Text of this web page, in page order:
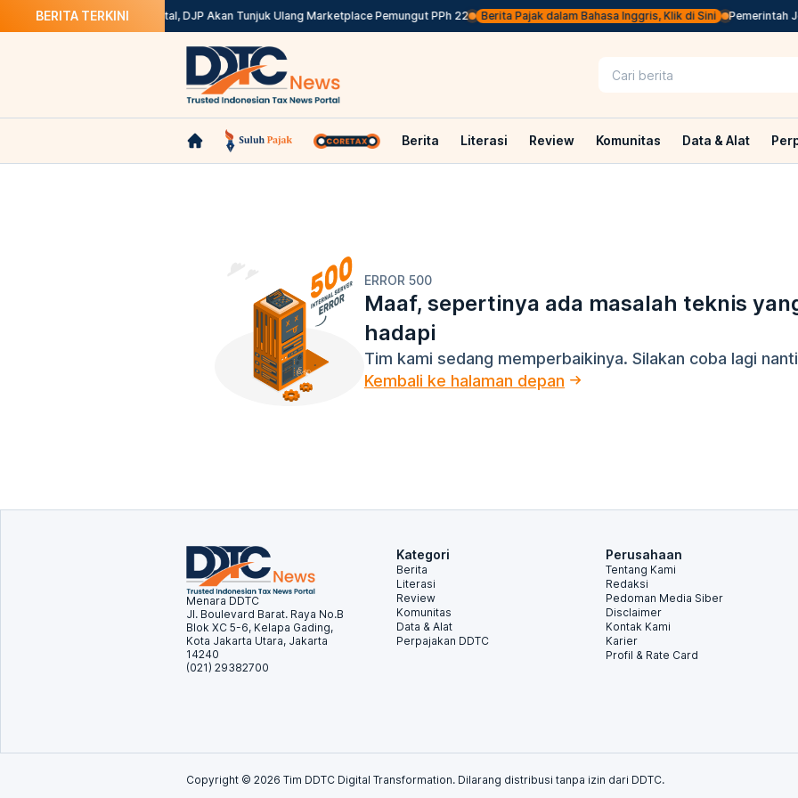
BERITA TERKINI
Ini Solusinya Kepdirjen Batal, DJP Akan Tunjuk Ulang Marketplace Pemungut PPh 22 Berita Pajak dalam Bahasa Inggris, Klik di Sini Pemerintah
Berita Literasi Review Komunitas Data & Alat
ERROR 500
Maaf, sepertinya ada masalah teknis
hadapi
Tim kami sedang memperbaikinya. Silakan coba lagi
Kembali ke halaman depan
Menara DDTC
Jl. Boulevard Barat. Raya No.B
Blok XC 5-6, Kelapa Gading,
Kota Jakarta Utara, Jakarta
14240
(021) 29382700
Kategori
Berita
Literasi
Review
Komunitas
Data & Alat
Perpajakan DDTC
Perusahaan
Tentang Kami
Redaksi
Pedoman Media Siber
Disclaimer
Kontak Kami
Karier
Profil & Rate Card
Copyright © 2026 Tim DDTC Digital Transformation. Dilarang distribusi tanpa izin dari DDTC.